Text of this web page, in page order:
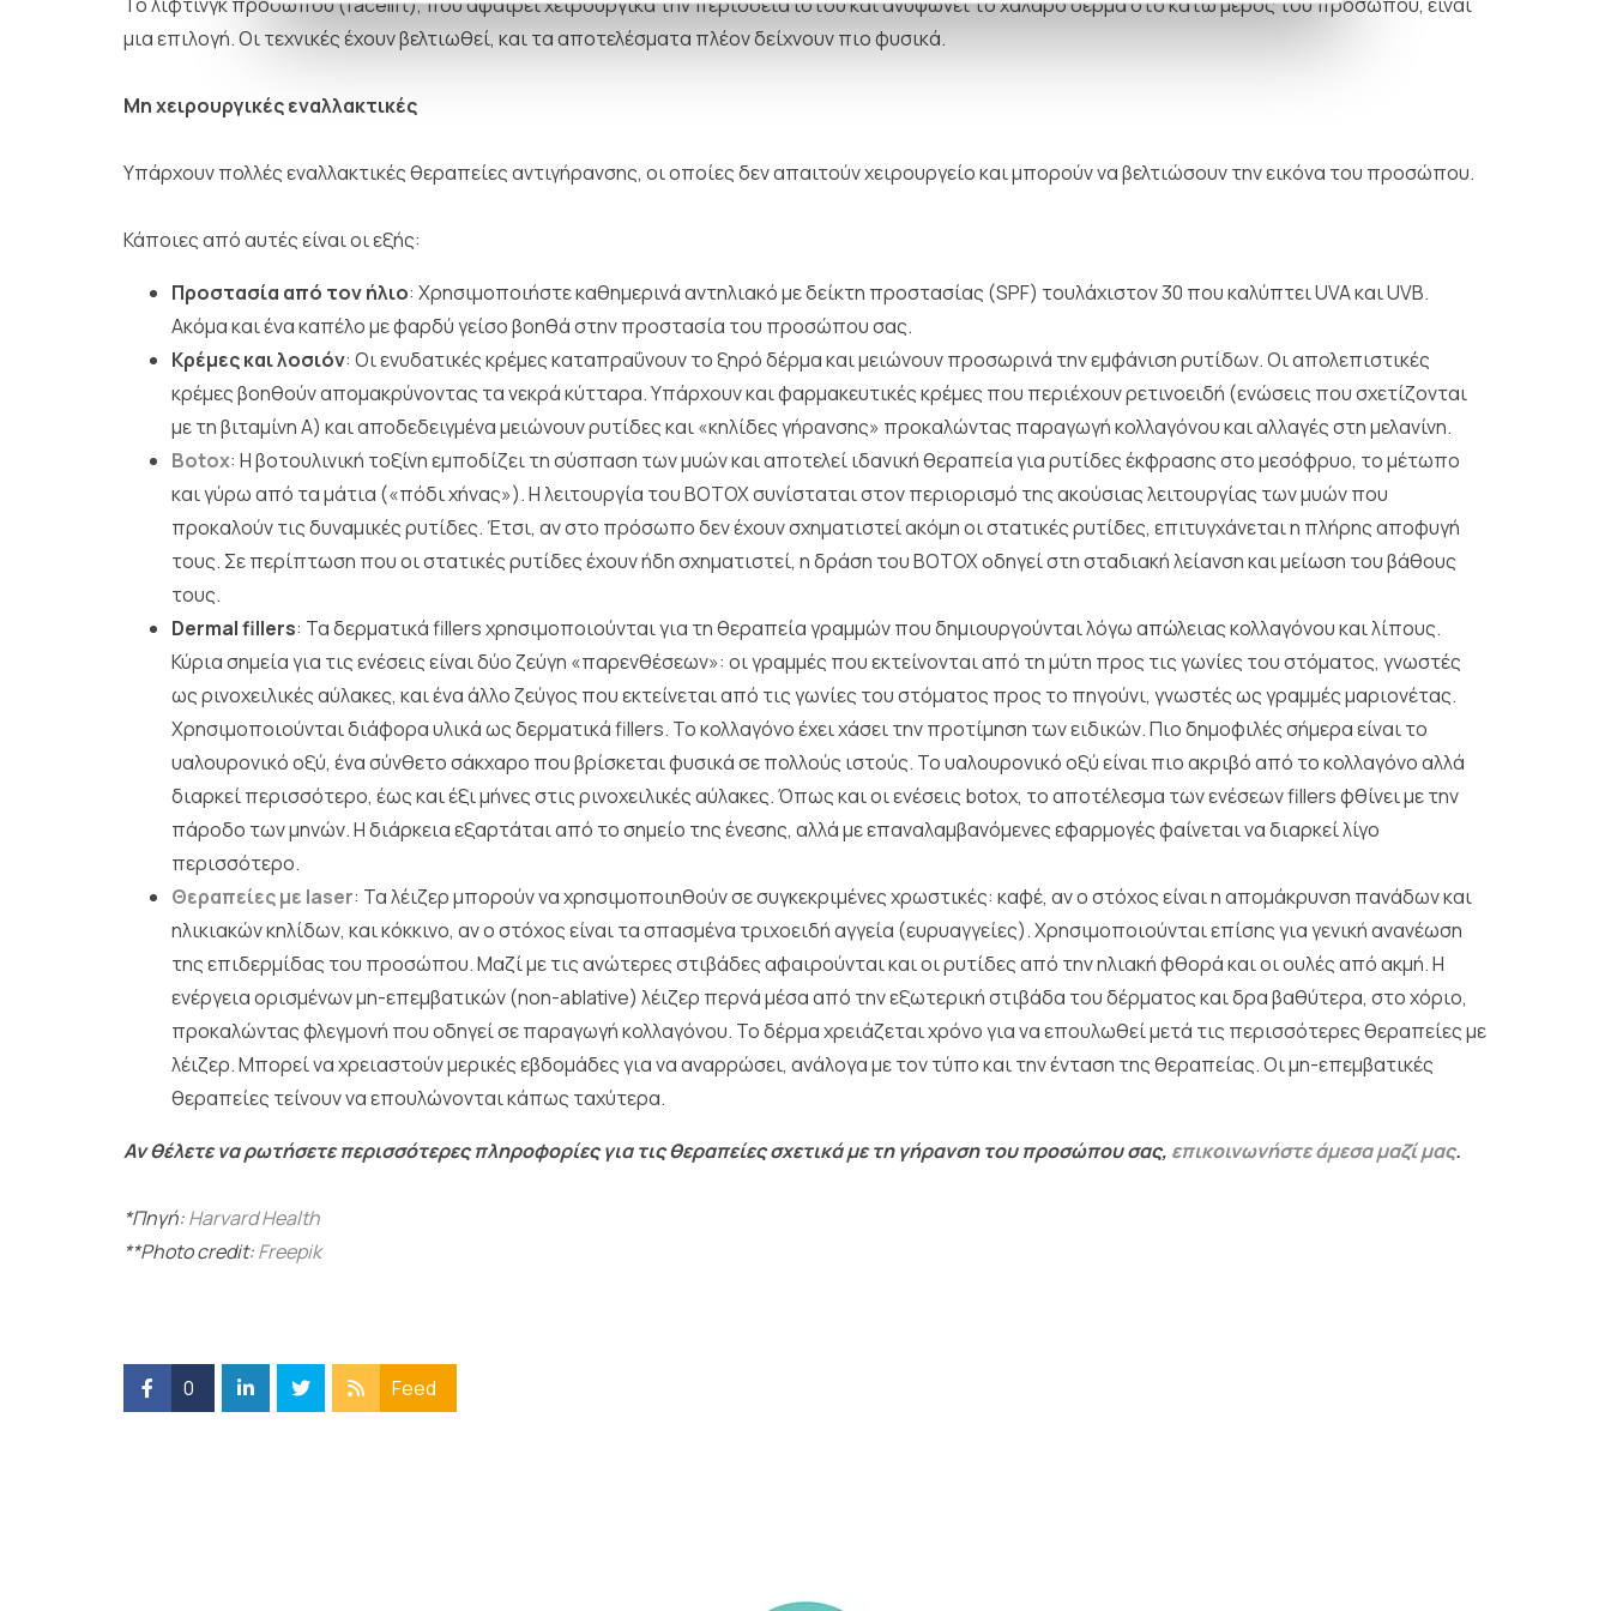
μια επιλογή. Οι τεχνικές έχουν βελτιωθεί, και τα αποτελέσματα πλέον δείχνουν πιο φυσικά.
Μη χειρουργικές εναλλακτικές
Υπάρχουν πολλές εναλλακτικές θεραπείες αντιγήρανσης, οι οποίες δεν απαιτούν χειρουργείο και μπορούν να βελτιώσουν την εικόνα του προσώπου.
Κάποιες από αυτές είναι οι εξής:
Προστασία από τον ήλιο: Χρησιμοποιήστε καθημερινά αντηλιακό με δείκτη προστασίας (SPF) τουλάχιστον 30 που καλύπτει UVA και UVB.
Ακόμα και ένα καπέλο με φαρδύ γείσο βοηθά στην προστασία του προσώπου σας.
Κρέμες και λοσιόν: Οι ενυδατικές κρέμες καταπραΰνουν το ξηρό δέρμα και μειώνουν προσωρινά την εμφάνιση ρυτίδων. Οι απολεπιστικές
κρέμες βοηθούν απομακρύνοντας τα νεκρά κύτταρα. Υπάρχουν και φαρμακευτικές κρέμες που περιέχουν ρετινοειδή (ενώσεις που σχετίζονται
με τη βιταμίνη Α) και αποδεδειγμένα μειώνουν ρυτίδες και «κηλίδες γήρανσης» προκαλώντας παραγωγή κολλαγόνου και αλλαγές στη μελανίνη.
Botox: Η βοτουλινική τοξίνη εμποδίζει τη σύσπαση των μυών και αποτελεί ιδανική θεραπεία για ρυτίδες έκφρασης στο μεσόφρυο, το μέτωπο
και γύρω από τα μάτια («πόδι χήνας»). Η λειτουργία του BOTOX συνίσταται στον περιορισμό της ακούσιας λειτουργίας των μυών που
προκαλούν τις δυναμικές ρυτίδες. Έτσι, αν στο πρόσωπο δεν έχουν σχηματιστεί ακόμη οι στατικές ρυτίδες, επιτυγχάνεται η πλήρης αποφυγή
τους. Σε περίπτωση που οι στατικές ρυτίδες έχουν ήδη σχηματιστεί, η δράση του BOTOX οδηγεί στη σταδιακή λείανση και μείωση του βάθους
τους.
Dermal fillers: Τα δερματικά fillers χρησιμοποιούνται για τη θεραπεία γραμμών που δημιουργούνται λόγω απώλειας κολλαγόνου και λίπους.
Κύρια σημεία για τις ενέσεις είναι δύο ζεύγη «παρενθέσεων»: οι γραμμές που εκτείνονται από τη μύτη προς τις γωνίες του στόματος, γνωστές
ως ρινοχειλικές αύλακες, και ένα άλλο ζεύγος που εκτείνεται από τις γωνίες του στόματος προς το πηγούνι, γνωστές ως γραμμές μαριονέτας.
Χρησιμοποιούνται διάφορα υλικά ως δερματικά fillers. Το κολλαγόνο έχει χάσει την προτίμηση των ειδικών. Πιο δημοφιλές σήμερα είναι το
υαλουρονικό οξύ, ένα σύνθετο σάκχαρο που βρίσκεται φυσικά σε πολλούς ιστούς. Το υαλουρονικό οξύ είναι πιο ακριβό από το κολλαγόνο αλλά
διαρκεί περισσότερο, έως και έξι μήνες στις ρινοχειλικές αύλακες. Όπως και οι ενέσεις botox, το αποτέλεσμα των ενέσεων fillers φθίνει με την
πάροδο των μηνών. Η διάρκεια εξαρτάται από το σημείο της ένεσης, αλλά με επαναλαμβανόμενες εφαρμογές φαίνεται να διαρκεί λίγο
περισσότερο.
Θεραπείες με laser: Τα λέιζερ μπορούν να χρησιμοποιηθούν σε συγκεκριμένες χρωστικές: καφέ, αν ο στόχος είναι η απομάκρυνση πανάδων και
ηλικιακών κηλίδων, και κόκκινο, αν ο στόχος είναι τα σπασμένα τριχοειδή αγγεία (ευρυαγγείες). Χρησιμοποιούνται επίσης για γενική ανανέωση
της επιδερμίδας του προσώπου. Μαζί με τις ανώτερες στιβάδες αφαιρούνται και οι ρυτίδες από την ηλιακή φθορά και οι ουλές από ακμή. Η
ενέργεια ορισμένων μη-επεμβατικών (non-ablative) λέιζερ περνά μέσα από την εξωτερική στιβάδα του δέρματος και δρα βαθύτερα, στο χόριο,
προκαλώντας φλεγμονή που οδηγεί σε παραγωγή κολλαγόνου. Το δέρμα χρειάζεται χρόνο για να επουλωθεί μετά τις περισσότερες θεραπείες με
λέιζερ. Μπορεί να χρειαστούν μερικές εβδομάδες για να αναρρώσει, ανάλογα με τον τύπο και την ένταση της θεραπείας. Οι μη-επεμβατικές
θεραπείες τείνουν να επουλώνονται κάπως ταχύτερα.
Αν θέλετε να ρωτήσετε περισσότερες πληροφορίες για τις θεραπείες σχετικά με τη γήρανση του προσώπου σας, επικοινωνήστε άμεσα μαζί μας.
*Πηγή:Harvard Health
**Photo credit:Freepik
0 Feed